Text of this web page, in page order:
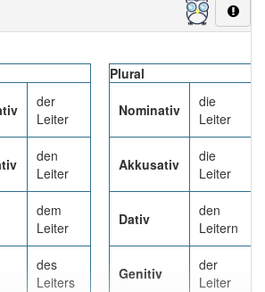
der
Leiter
den
Leiter
dem
Leiter
des
Leiters
Plural
Nominativ
die
Leiter
Akkusativ
die
Leiter
Dativ
den
Leitern
Genitiv
der
Leiter